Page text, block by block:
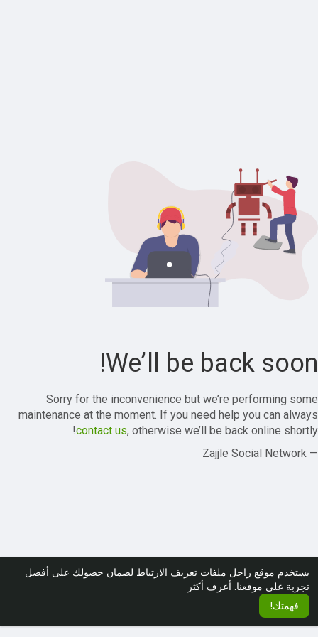
يستخدم موقع زاجل ملفات تعريف الارتباط لضمان حصولك على أفضل
تجربة على موقعنا. أعرف أكثر
فهمتك!
We’ll be back soon!
Sorry for the inconvenience but we’re performing some
maintenance at the moment. If you need help you can always
contact us, otherwise we’ll be back online shortly!
— Zajjle Social Network